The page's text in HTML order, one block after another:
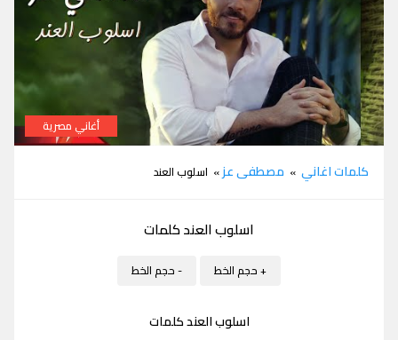
أغاني مصرية
كلمات اغاني » مصطفى عز» اسلوب العند
اسلوب العند كلمات
+ حجم الخط - حجم الخط
اسلوب العند كلمات